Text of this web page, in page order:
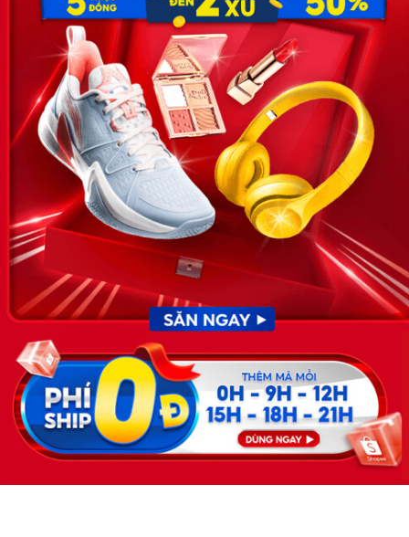
Email:
hotro@timviec.com.vn
VỀ CHÚNG TÔI
News.timviec.com.vn là website cung cấp thông tin liên quan đến
nhân sự, nghề nghiệp do Timviec.com.vn vận hành nhằm giúp
doanh nghiệp, nhân sự tuyển dụng, người đi làm, người tìm việc
cập nhật thông tin và đáp ứng được mong muốn của mình.
KẾT NỐI
Giấy phép hoạt động dịch vụ
việc làm số 54/2019/SLĐTBXH-
GP do Sở lao động thương
binh và xã hội cấp ngày 30
tháng 12 năm 2019.